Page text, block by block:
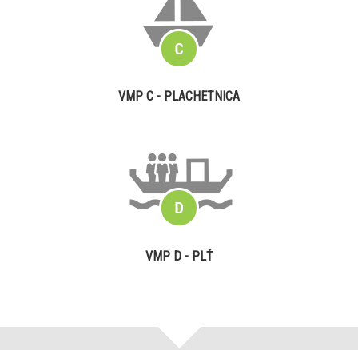
VMP C - PLACHETNICA
VMP D - PLŤ